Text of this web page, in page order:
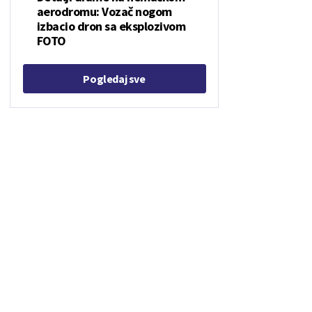
aerodromu: Vozač nogom
izbacio dron sa eksplozivom
FOTO
Pogledaj sve